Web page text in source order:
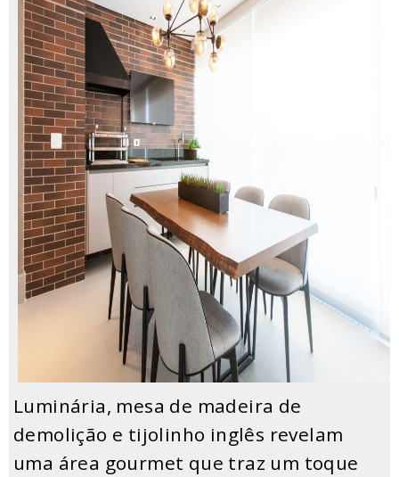
Luminária, mesa de madeira de
demolição e tijolinho inglês revelam
uma área gourmet que traz um toque